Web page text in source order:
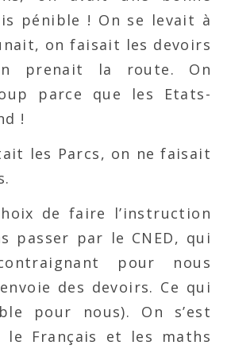
pénible ! On se levait à
on faisait les devoirs
prenait la route. On
parce que les Etats-
!
les Parcs, on ne faisait
de faire l’instruction
passer par le CNED, qui
pour nous
des devoirs. Ce qui
pour nous). On s’est
le Français et les maths